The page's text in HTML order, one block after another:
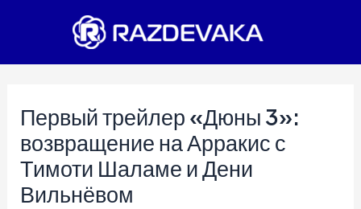
Первый трейлер «Дюны 3»:
возвращение на Арракис с
Тимоти Шаламе и Дени
Вильнёвом